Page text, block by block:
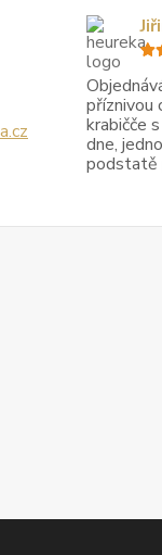
příznivou
krabičče
dne,
podstatě